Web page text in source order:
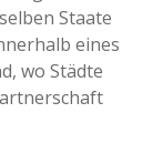
Staate
eines
wo Städte